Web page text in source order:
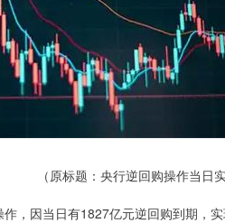
（原标题：央行逆回购操作当日
，因当日有1827亿元逆回购到期，
深证成指